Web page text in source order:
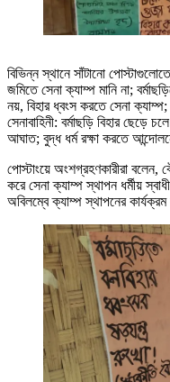
বিভিন্ন স্থানে সাঁটানো
জমিতে সেনা ক্যাম্প মানি না;
নয়, বিহার ধ্বংস করতে সেনা
সেনাবাহিনী: বর্মাছড়ি বিহার ছেড়ে
আঘাত; বুদ্ধ ধর্ম রক্ষা করতে
পোস্টাংয়ে অংশগ্রহণকারীরা বলেন,
করে সেনা ক্যাম্প স্থাপন ধর্মীয়
অবিলম্বে ক্যাম্প স্থাপনের